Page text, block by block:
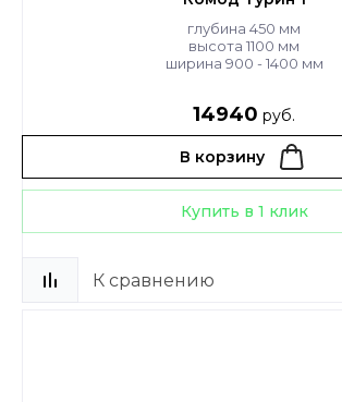
глубина 450 мм
высота 1100 мм
ширина 900 - 1400 мм
14940 руб.
В корзину
Купить в 1 клик
К сравнению